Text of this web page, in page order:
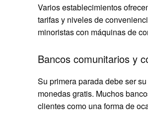
Varios establecimientos
tarifas y niveles de
minoristas con máquinas de
Bancos comunitarios y
Su primera parada debe ser
monedas gratis. Muchos
clientes como una forma de